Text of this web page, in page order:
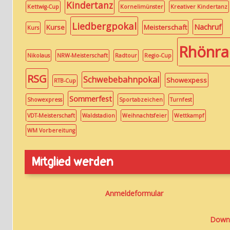
Kettwig-Cup Kindertanz Kornelimünster Kreativer Kindertanz
Kurs Kurse Liedbergpokal Meisterschaft Nachruf
Nikolaus NRW-Meisterschaft Radtour Regio-Cup
RSG RTB-Cup Schwebebahnpokal Showexpess
Showexpress Sommerfest Sportabzeichen Turnfest
VDT-Meisterschaft Waldstadion Weihnachtsfeier Wettkampf
WM Vorbereitung
Mitglied werden
Anmeldeformular